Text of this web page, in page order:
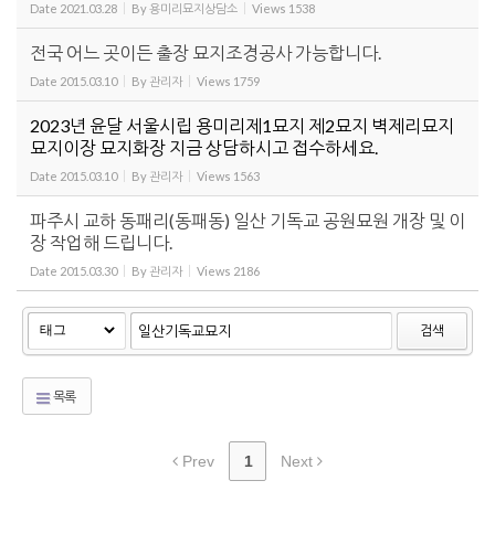
Date 2021.03.28 By용미리묘지상담소 Views 1538
전국 어느 곳이든 출장 묘지조경공사 가능합니다.
Date 2015.03.10 By 관리자 Views 1759
2023년 윤달 서울시립 용미리제1묘지 제2묘지 벽제리묘지
묘지이장 묘지화장 지금 상담하시고 접수하세요.
Date 2015.03.10 By 관리자 Views 1563
파주시 교하 동패리(동패동) 일산 기독교 공원묘원 개장 및 이
장 작업해 드립니다.
Date 2015.03.30 By 관리자 Views 2186
검색
목록
Prev 1 Next